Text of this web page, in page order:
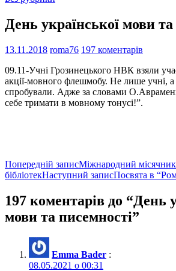
День української мови
13.11.2018 roma76 197 коментарів
09.11-Учні Грозинецького НВК взяли
акції-мовного флешмобу. Не лише учні, а
спробували. Адже за словами
себе тримати в мовному тонусі!”.
Навігація
по
записам
Попередній записМіжнародний
бібліотекНаступний записПосвята в
197 коментарів до “День
мови та писемності”
Emma Bader :
08.05.2021 о 00:31